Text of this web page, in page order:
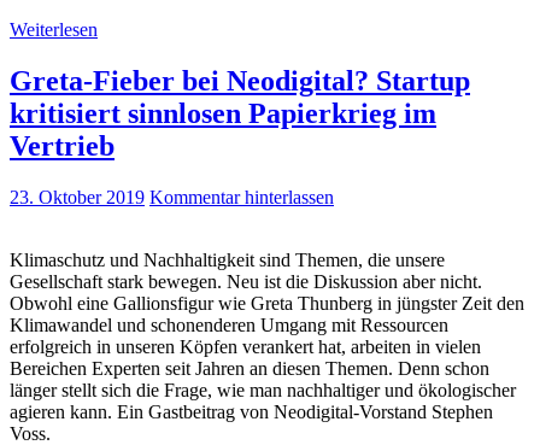
Weiterlesen
Greta-Fieber bei Neodigital? Startup
kritisiert sinnlosen Papierkrieg im
Vertrieb
23. Oktober 2019 Kommentar hinterlassen
Klimaschutz und Nachhaltigkeit sind Themen, die unsere
Gesellschaft stark bewegen. Neu ist die Diskussion aber nicht.
Obwohl eine Gallionsfigur wie Greta Thunberg in jüngster Zeit den
Klimawandel und schonenderen Umgang mit Ressourcen
erfolgreich in unseren Köpfen verankert hat, arbeiten in vielen
Bereichen Experten seit Jahren an diesen Themen. Denn schon
länger stellt sich die Frage, wie man nachhaltiger und ökologischer
agieren kann. Ein Gastbeitrag von Neodigital-Vorstand Stephen
Voss.